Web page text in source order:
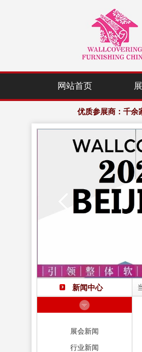
网站首页
优质参展商：千
欢迎访问·中国（北京
新闻中心
展会新闻
行业新闻